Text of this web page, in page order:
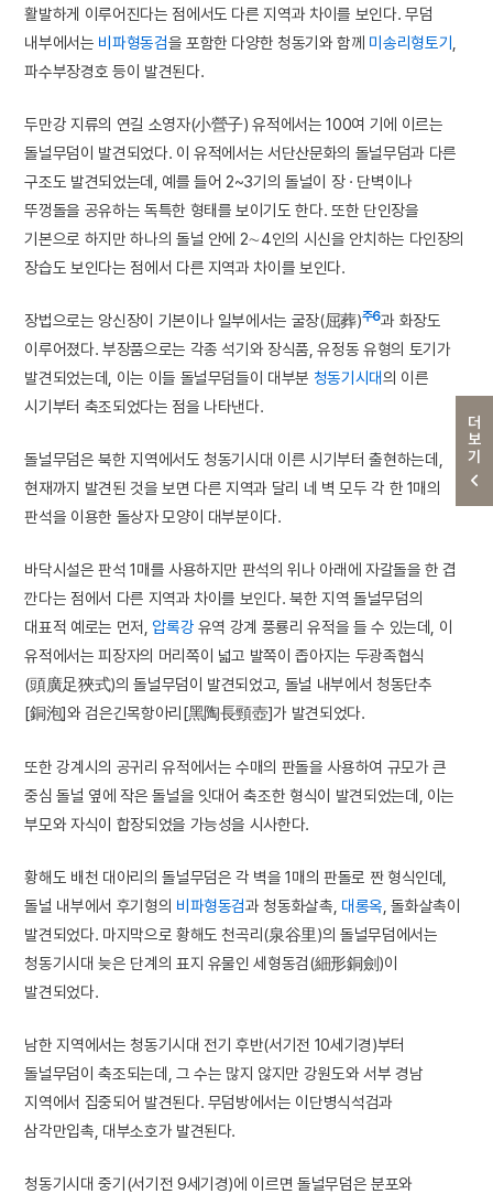
더보기
활발하게 이루어진다는 점에서도 다른 지역과 차이를 보인다. 무덤
내부에서는 비파형동검을 포함한 다양한 청동기와 함께 미송리형토기
파수부장경호 등이 발견된다.
두만강 지류의 연길 소영자(小營子) 유적에서는 100여 기에 이르는
돌널무덤이 발견되었다. 이 유적에서는 서단산문화의 돌널무덤과 다른
구조도 발견되었는데, 예를 들어 2~3기의 돌널이 장 · 단벽이나
뚜껑돌을 공유하는 독특한 형태를 보이기도 한다. 또한 단인장을
기본으로 하지만 하나의 돌널 안에 2∼4인의 시신을 안치하는 다인장의
장습도 보인다는 점에서 다른 지역과 차이를 보인다.
장법으로는 앙신장이 기본이나 일부에서는 굴장(屈葬)주6과 화장도
이루어졌다. 부장품으로는 각종 석기와 장식품, 유정동 유형의 토기가
발견되었는데, 이는 이들 돌널무덤들이 대부분 청동기시대의 이른
시기부터 축조되었다는 점을 나타낸다.
돌널무덤은 북한 지역에서도 청동기시대 이른 시기부터 출현하는데,
현재까지 발견된 것을 보면 다른 지역과 달리 네 벽 모두 각 한 1매의
판석을 이용한 돌상자 모양이 대부분이다.
바닥시설은 판석 1매를 사용하지만 판석의 위나 아래에 자갈돌을 한 겹
깐다는 점에서 다른 지역과 차이를 보인다. 북한 지역 돌널무덤의
대표적 예로는 먼저, 압록강 유역 강계 풍룡리 유적을 들 수 있는데, 이
유적에서는 피장자의 머리쪽이 넓고 발쪽이 좁아지는 두광족협식
(頭廣足狹式)의 돌널무덤이 발견되었고, 돌널 내부에서 청동단추
[銅泡]와 검은긴목항아리[黑陶長頸壺]가 발견되었다.
또한 강계시의 공귀리 유적에서는 수매의 판돌을 사용하여 규모가 큰
중심 돌널 옆에 작은 돌널을 잇대어 축조한 형식이 발견되었는데, 이는
부모와 자식이 합장되었을 가능성을 시사한다.
황해도 배천 대아리의 돌널무덤은 각 벽을 1매의 판돌로 짠 형식인데,
돌널 내부에서 후기형의 비파형동검과 청동화살촉, 대롱옥 , 돌화살촉이
발견되었다. 마지막으로 황해도 천곡리(泉谷里)의 돌널무덤에서는
청동기시대 늦은 단계의 표지 유물인 세형동검(細形銅劍)이
발견되었다.
남한 지역에서는 청동기시대 전기 후반(서기전 10세기경)부터
돌널무덤이 축조되는데, 그 수는 많지 않지만 강원도와 서부 경남
지역에서 집중되어 발견된다. 무덤방에서는 이단병식석검과
삼각만입촉, 대부소호가 발견된다.
청동기시대 중기(서기전 9세기경)에 이르면 돌널무덤은 분포와